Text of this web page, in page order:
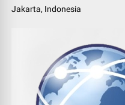
Jakarta, Indonesia